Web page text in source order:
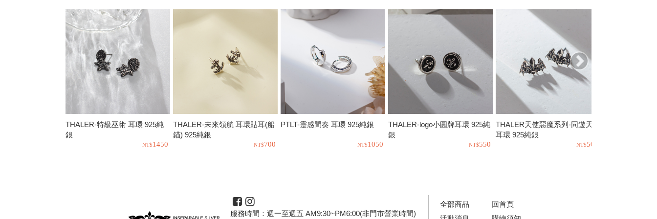
THALER-特級巫術 耳環 925純
銀
1450
THALER-未來領航 耳環貼耳(船
錨) 925純銀
700
PTLT-靈感間奏 耳環 925純銀
1050
THALER-logo小圓牌耳環 925純
銀
550
THALER天使惡魔系列-同遊天際
耳環 925純銀
500
服務時間：週一至週五 AM9:30~PM6:00(非門市營業時間)
全部商品
回首頁